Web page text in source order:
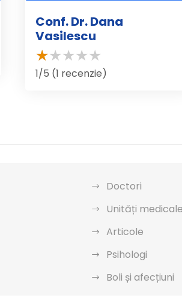
Conf. Dr. Dana
Vasilescu
1/5 (1 recenzie)
Doctori
Unități medicale
Articole
Psihologi
Boli și afecțiuni